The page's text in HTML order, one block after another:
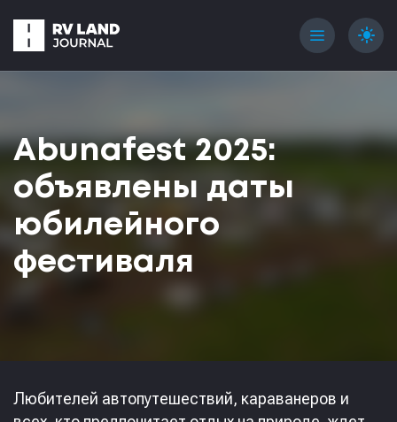
menu light_mode
Abunafest 2025:
объявлены даты
юбилейного
фестиваля
Любителей автопутешествий, караванеров и